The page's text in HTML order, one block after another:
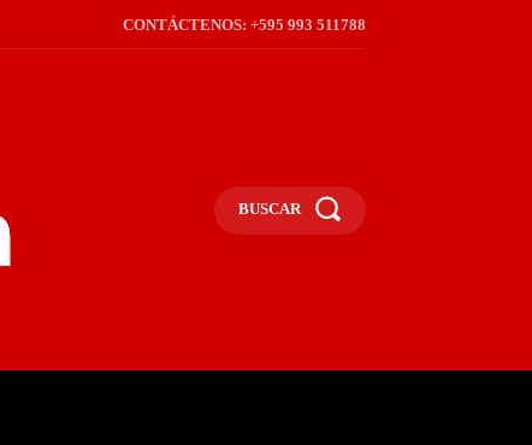
CONTÁCTENOS: +595 993 511788
BUSCAR